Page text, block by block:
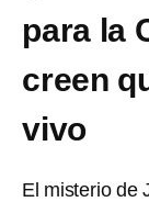
para la
creen
vivo
El misterio de